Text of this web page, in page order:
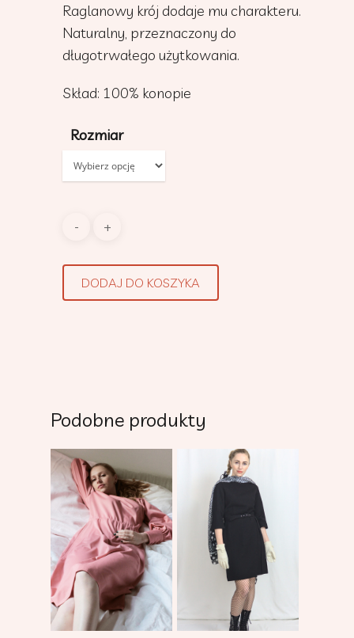
Raglanowy krój dodaje mu charakteru.
Naturalny, przeznaczony do
długotrwałego użytkowania.
Skład: 100% konopie
Rozmiar
DODAJ DO KOSZYKA
Podobne produkty